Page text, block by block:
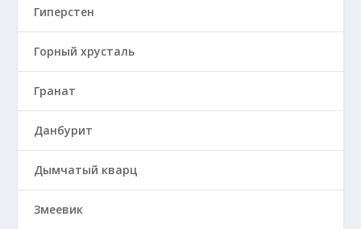
Гиперстен
Горный хрусталь
Гранат
Данбурит
Дымчатый кварц
Змеевик